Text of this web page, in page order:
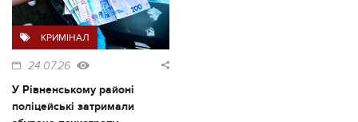
КРИМІНАЛ
24.07.26
У Рівненському районі
поліцейські затримали